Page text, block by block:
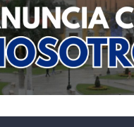
Y BRINDA
DE LOS CABLES EN
PONERSE AL DÍA